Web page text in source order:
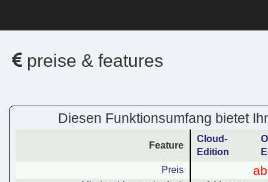
preise & features
Diesen Funktionsumfang bietet
Feature
Cloud-
Edition
Preis